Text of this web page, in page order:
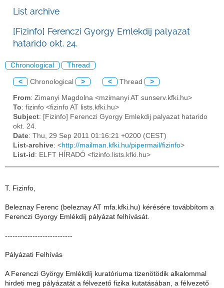
List archive
[Fizinfo] Ferenczi Gyorgy Emlekdij palyazat
hatarido okt. 24.
Chronological Thread
< Chronological > < Thread >
From: Zimanyi Magdolna <mzimanyi AT sunserv.kfki.hu>
To: fizinfo <fizinfo AT lists.kfki.hu>
Subject: [Fizinfo] Ferenczi Gyorgy Emlekdij palyazat hatarido
okt. 24.
Date: Thu, 29 Sep 2011 01:16:21 +0200 (CEST)
List-archive: <http://mailman.kfki.hu/pipermail/fizinfo>
List-id : ELFT HÍRADÓ <fizinfo.lists.kfki.hu>
T. Fizinfo,
Beleznay Ferenc (beleznay AT mfa.kfki.hu) kérésére továbbítom a
Ferenczi Gyorgy Emlékdíj pályázat felhívását.
---------------------------
Pályázati Felhívás
A Ferenczi György Emlékdíj kuratóriuma tizenötödik alkalommal
hirdeti meg pályázatát a félvezető fizika kutatásában, a félvezető